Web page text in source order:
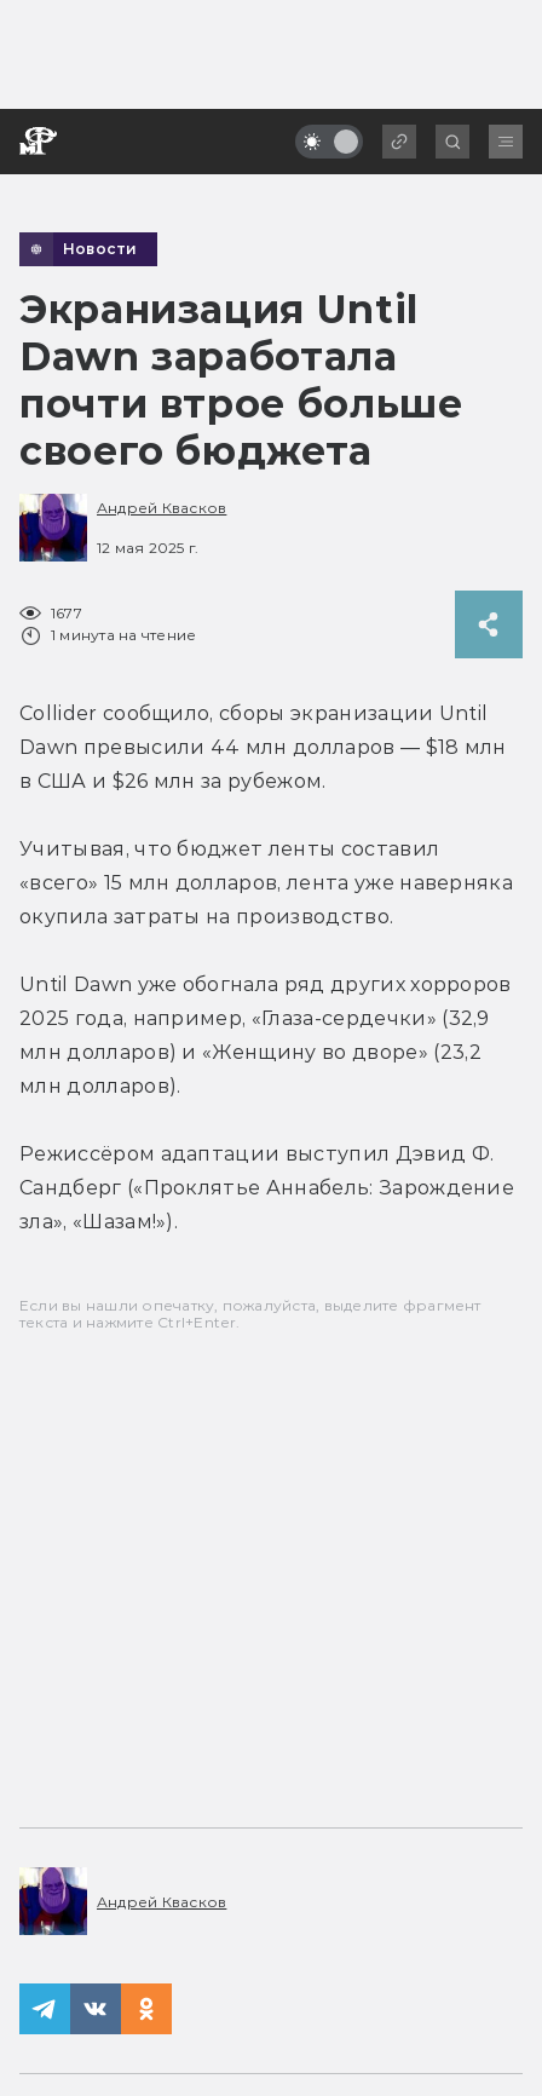
Новости
Экранизация Until
Dawn заработала
почти втрое больше
своего бюджета
Андрей Квасков
12 мая 2025 г.
1677
1 минута на чтение
Collider сообщило, сборы экранизации Until
Dawn превысили 44 млн долларов — $18 млн
в США и $26 млн за рубежом.
«всего» 15 млн долларов, лента уже наверняка
окупила затраты на производство.
Until Dawn уже обогнала ряд других хорроров
2025 года, например, «Глаза-сердечки» (32,9
млн долларов) и «Женщину во дворе» (23,2
млн долларов).
Режиссёром адаптации выступил Дэвид Ф.
Сандберг («Проклятье Аннабель: Зарождение
зла», «Шазам!»).
Если вы нашли опечатку, пожалуйста, выделите фрагмент
текста и нажмите Ctrl+Enter.
Андрей Квасков